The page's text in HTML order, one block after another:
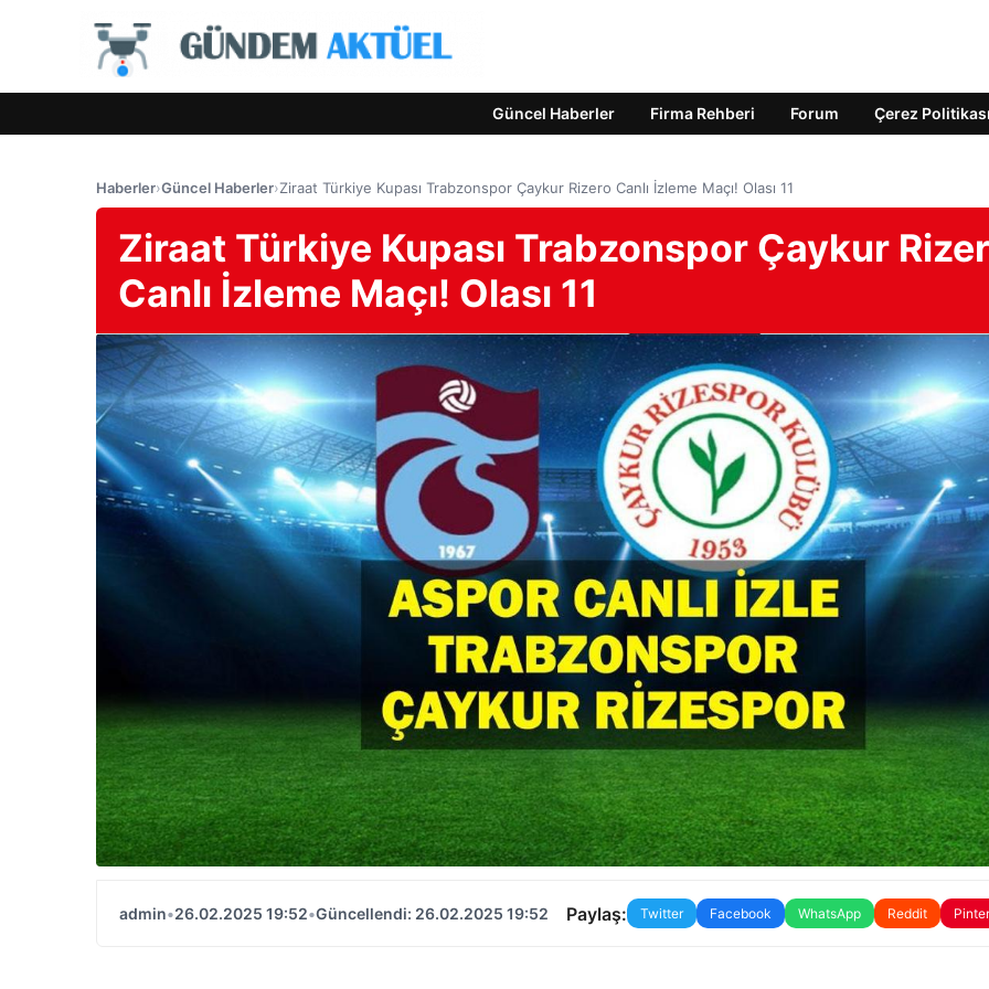
Güncel Haberler Firma Rehberi Forum Çerez Politikası
Haberler›Güncel Haberler›Ziraat Türkiye Kupası Trabzonspor Çaykur Rizero Canlı İzleme Maçı! Olası 11
Ziraat Türkiye Kupası Trabzonspor Çaykur
Canlı İzleme Maçı! Olası 11
admin•26.02.2025 19:52•Güncellendi: 26.02.2025 19:52 Paylaş: Twitter Facebook WhatsApp Reddit